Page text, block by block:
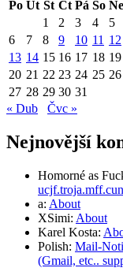
Po Út St Čt Pá So Ne
1
2 3 4
5
6
7 8 9 10 11 12
13 14 15 16 17 18 19
20 21 22 23 24 25 26
27 28 29 30 31
« Dub
Čvc »
Nejnovější
Homorné as
a: About
XSimi: About
Karel Kosta:
Polish: Mail-
(Gmail, etc..